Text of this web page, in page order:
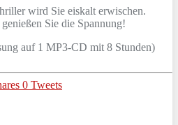
wird Sie eiskalt erwischen.
Sie die Spannung!
0 Tweets